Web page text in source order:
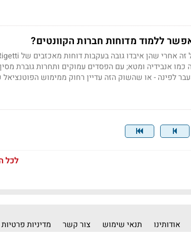
ללמוד מדוחות חברות הקוונטים?
כמו אנבידיה ומטא; עם הפסדים עמוקים ותחרות גוברת
לפינה - או שהשוק הזה עדיין רחוק ממימוש הפוטנציאל
לכל
אודותינו תנאי שימוש צור קשר מדיניות פרטיות